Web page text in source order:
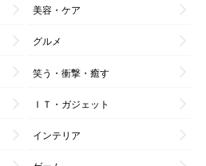
美容・ケア
グルメ
笑う・衝撃・癒す
ＩＴ・ガジェット
インテリア